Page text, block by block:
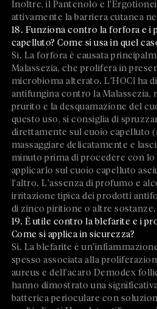
Inoltre, il Pantenolo e
attivamente la barriera cutanea
18. Funziona contro la forfora e i
capelluto? Come si usa in quel
Sì. La forfora è causata
Malassezia, che prolifera in
microbioma alterato. L'HOCl ha
antifungina contro la Malassezia,
prurito e la desquamazione del
questo uso, si consiglia di
direttamente sul cuoio capelluto
massaggiare delicatamente e
minuto prima di procedere con lo
applicarlo sul cuoio capelluto
l'altro. L'assenza di profumo e
irritazione tipica dei prodotti
di zinco piritione o altre sostanze.
19. È utile contro la blefarite e i
Come si applica in sicurezza?
Sì. La blefarite è
spesso associata alla
aureus e dell'acaro Demodex
hanno dimostrato una
batterica perioculare con